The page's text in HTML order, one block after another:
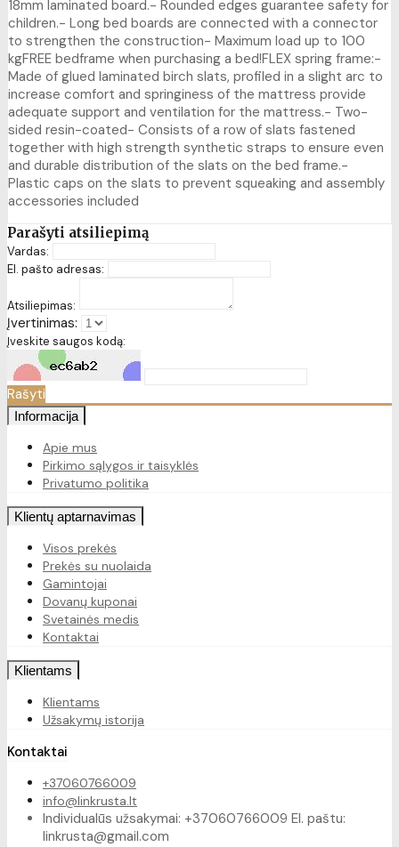
18mm laminated board.- Rounded edges guarantee safety for
children.- Long bed boards are connected with a connector
to strengthen the construction- Maximum load up to 100
kgFREE bedframe when purchasing a bed!FLEX spring frame:-
Made of glued laminated birch slats, profiled in a slight arc to
increase comfort and springiness of the mattress provide
adequate support and ventilation for the mattress.- Two-
sided resin-coated- Consists of a row of slats fastened
together with high strength synthetic straps to ensure even
and durable distribution of the slats on the bed frame.-
Plastic caps on the slats to prevent squeaking and assembly
accessories included
Parašyti atsiliepimą
Vardas:
El. pašto adresas:
Atsiliepimas:
Įvertinimas:
Įveskite saugos kodą:
Rašyti
Informacija
Apie mus
Pirkimo sąlygos ir taisyklės
Privatumo politika
Klientų aptarnavimas
Visos prekės
Prekės su nuolaida
Gamintojai
Dovanų kuponai
Svetainės medis
Kontaktai
Klientams
Klientams
Užsakymų istorija
Kontaktai
+37060766009
info@linkrusta.lt
Individualūs užsakymai: +37060766009 El. paštu:
linkrusta@gmail.com